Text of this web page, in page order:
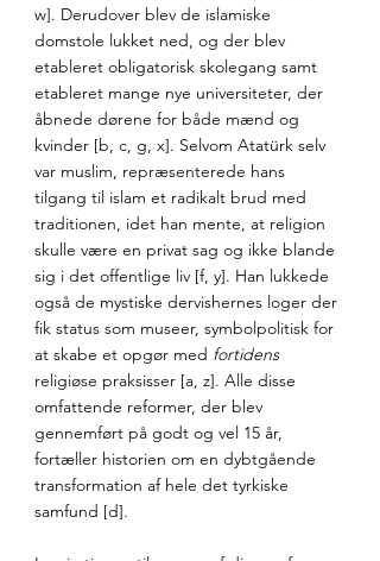
w]. Derudover blev de islamiske
domstole lukket ned, og der blev
etableret obligatorisk skolegang samt
etableret mange nye universiteter, der
åbnede dørene for både mænd og
kvinder [b, c, g, x]. Selvom Atatürk selv
var muslim, repræsenterede hans
tilgang til islam et radikalt brud med
traditionen, idet han mente, at religion
skulle være en privat sag og ikke blande
sig i det offentlige liv [f, y]. Han lukkede
også de mystiske dervishernes loger der
fik status som museer, symbolpolitisk for
at skabe et opgør med fortidens
religiøse praksisser [a, z]. Alle disse
omfattende reformer, der blev
gennemført på godt og vel 15 år,
fortæller historien om en dybtgående
transformation af hele det tyrkiske
samfund [d].